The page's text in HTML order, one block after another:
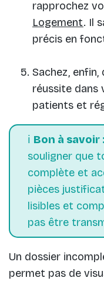
rapprochez
Logement. Il
précis en
Sachez,
réussite dans
patients et
ℹ️ Bon à savoir
souligner que
complète et
pièces
lisibles et
pas être
Un dossier
permet pas de